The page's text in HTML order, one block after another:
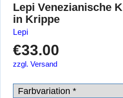
Lepi Venezianische
in Krippe
Lepi
€33.00
zzgl. Versand